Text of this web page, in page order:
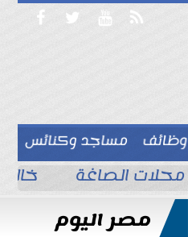
   
وظائف
مساجد وكنائس

مصر اليوم